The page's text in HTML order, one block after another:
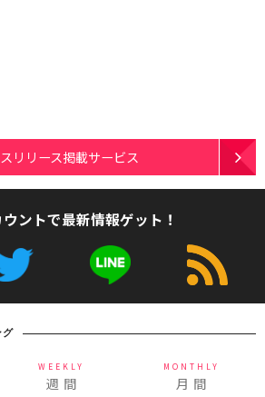
リリース掲載サービス
ントで最新情報ゲット！
グ
WEEKLY
週 間
MONTHLY
月 間